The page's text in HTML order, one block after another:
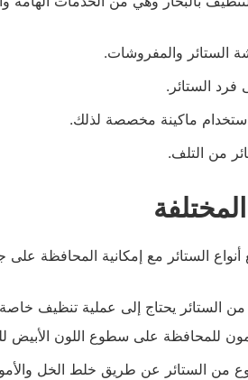
الستائر والمفروشات.
الستائر.
ماكينة مخصصة لذلك.
من التلف.
الستائر مع إمكانية المحافظة على
من الستائر يحتاج إلى عملية تنظيف
للمحافظة على سطوع اللون الأبيض
من الستائر عن طريق خلط الخل